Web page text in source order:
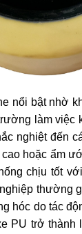
nổi bật nhờ
làm việc
nghiệt đến
cao hoặc ẩm
chịu tốt
thường
hóc do tác
PU trở